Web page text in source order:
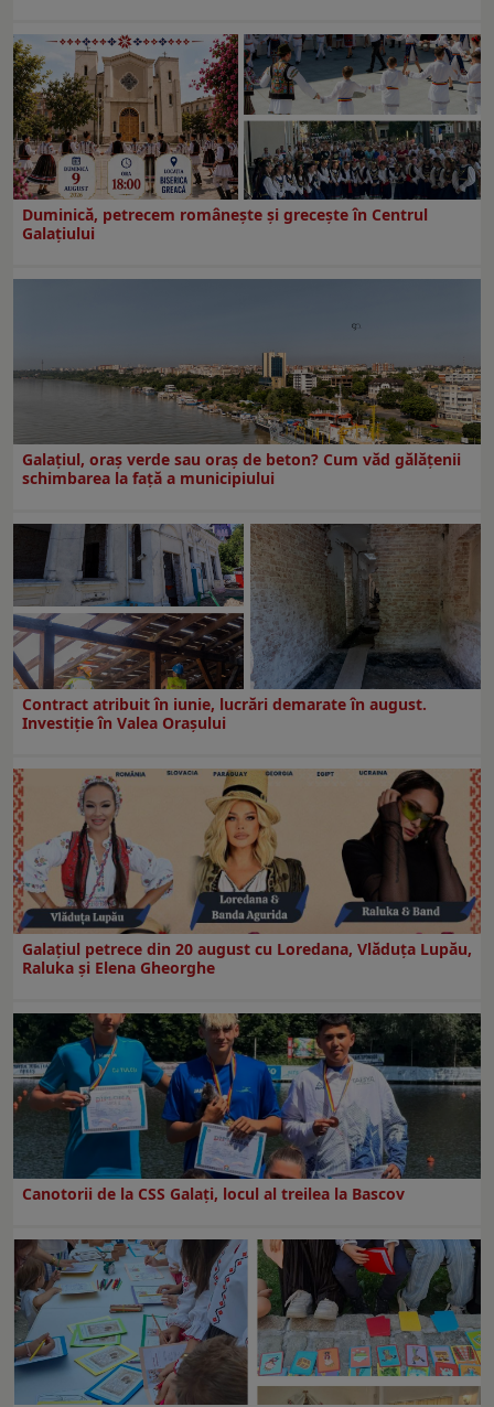
Duminică, petrecem româneşte şi greceşte în Centrul
Galaţiului
Galațiul, oraș verde sau oraș de beton? Cum văd gălățenii
schimbarea la față a municipiului
Contract atribuit în iunie, lucrări demarate în august.
Investiţie în Valea Oraşului
Galaţiul petrece din 20 august cu Loredana, Vlăduța Lupău,
Raluka și Elena Gheorghe
Canotorii de la CSS Galați, locul al treilea la Bascov